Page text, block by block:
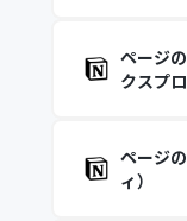
ページ
クスプロ
ページ
ィ）